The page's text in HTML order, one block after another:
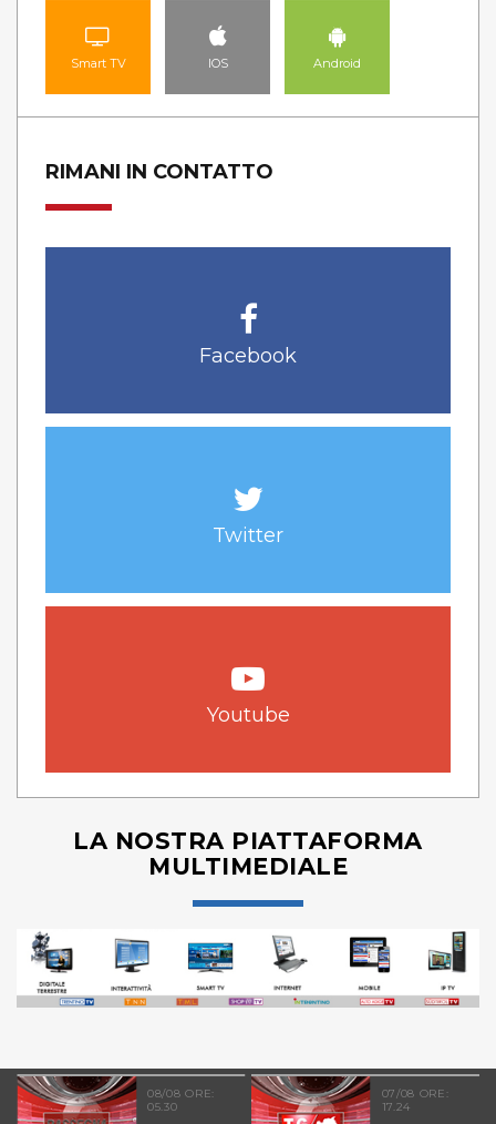
Smart TV IOS Android
RIMANI IN CONTATTO
Facebook
Twitter
Youtube
LA NOSTRA PIATTAFORMA
MULTIMEDIALE
08/08 ORE:
05.30
07/08 ORE:
17.24